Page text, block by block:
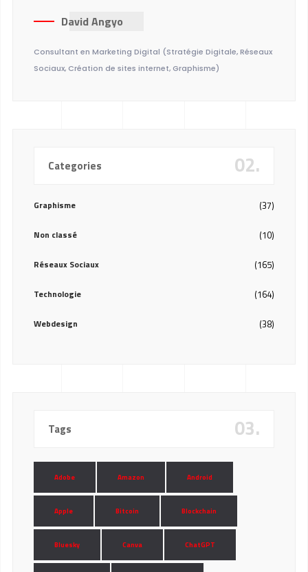
David Angyo
Consultant en Marketing Digital (Stratégie Digitale, Réseaux
Sociaux, Création de sites internet, Graphisme)
Categories 02.
Graphisme (37)
Non classé (10)
Réseaux Sociaux (165)
Technologie (164)
Webdesign (38)
Tags 03.
Adobe Amazon Android
Apple Bitcoin Blockchain
Bluesky Canva ChatGPT